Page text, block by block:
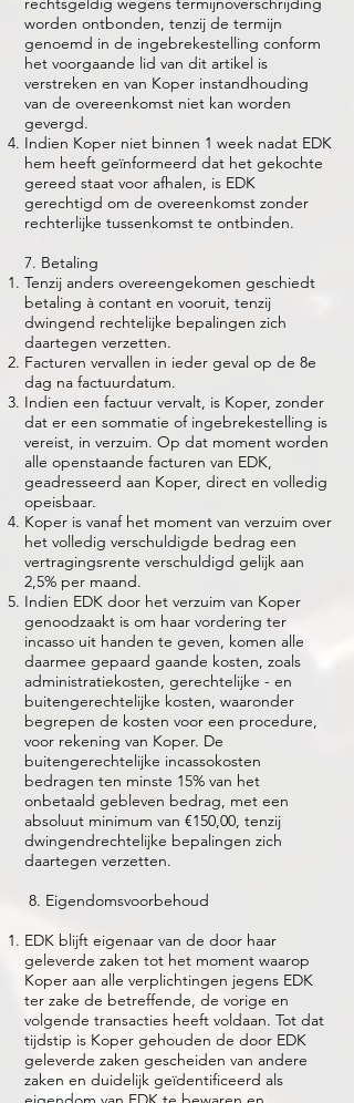
worden ontbonden, tenzij de termijn
genoemd in de ingebrekestelling conform
het voorgaande lid van dit artikel is
verstreken en van Koper instandhouding
van de overeenkomst niet kan worden
gevergd.
Indien Koper niet binnen 1 week nadat EDK
hem heeft geïnformeerd dat het gekochte
gereed staat voor afhalen, is EDK
gerechtigd om de overeenkomst zonder
rechterlijke tussenkomst te ontbinden.
7. Betaling
Tenzij anders overeengekomen geschiedt
betaling à contant en vooruit, tenzij
dwingend rechtelijke bepalingen zich
daartegen verzetten.
Facturen vervallen in ieder geval op de 8e
dag na factuurdatum.
Indien een factuur vervalt, is Koper, zonder
dat er een sommatie of ingebrekestelling is
vereist, in verzuim. Op dat moment worden
alle openstaande facturen van EDK,
geadresseerd aan Koper, direct en volledig
opeisbaar.
Koper is vanaf het moment van verzuim over
het volledig verschuldigde bedrag een
vertragingsrente verschuldigd gelijk aan
2,5% per maand.
Indien EDK door het verzuim van Koper
genoodzaakt is om haar vordering ter
incasso uit handen te geven, komen alle
daarmee gepaard gaande kosten, zoals
administratiekosten, gerechtelijke - en
buitengerechtelijke kosten, waaronder
begrepen de kosten voor een procedure,
voor rekening van Koper. De
buitengerechtelijke incassokosten
bedragen ten minste 15% van het
onbetaald gebleven bedrag, met een
absoluut minimum van €150,00, tenzij
dwingendrechtelijke bepalingen zich
daartegen verzetten.
8. Eigendomsvoorbehoud
EDK blijft eigenaar van de door haar
geleverde zaken tot het moment waarop
Koper aan alle verplichtingen jegens EDK
ter zake de betreffende, de vorige en
volgende transacties heeft voldaan. Tot dat
tijdstip is Koper gehouden de door EDK
geleverde zaken gescheiden van andere
zaken en duidelijk geïdentificeerd als